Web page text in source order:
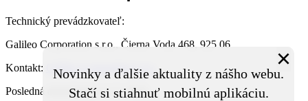
Novinky a ďalšie aktuality z nášho webu.
Stačí si stiahnuť mobilnú aplikáciu.
×
Technický prevádzkovateľ:
Galileo Corporation s.r.o., Čierna Voda 468, 925 06
Kontakt:
Galileo Corporation s.r.o.
Posledná aktualizácia: 6. 8. 2026